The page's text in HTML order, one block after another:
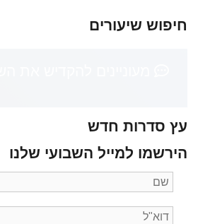
חיפוש שיעורים
עץ סדרות חדש
הירשמו למייל השבועי שלנו